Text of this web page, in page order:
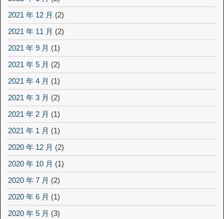
2021 年 12 月 (2)
2021 年 11 月 (2)
2021 年 9 月 (1)
2021 年 5 月 (2)
2021 年 4 月 (1)
2021 年 3 月 (2)
2021 年 2 月 (1)
2021 年 1 月 (1)
2020 年 12 月 (2)
2020 年 10 月 (1)
2020 年 7 月 (2)
2020 年 6 月 (1)
2020 年 5 月 (3)